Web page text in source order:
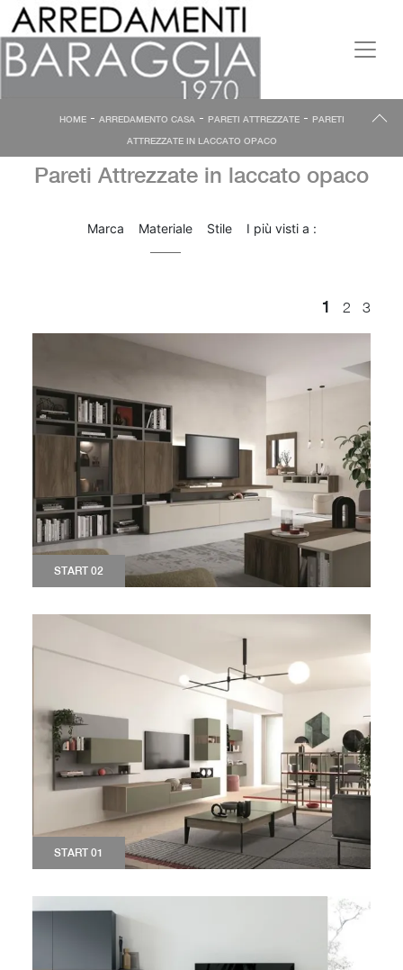
HOME- ARREDAMENTO CASA - PARETI ATTREZZATE- PARETI
ATTREZZATE IN LACCATO OPACO
Pareti Attrezzate in laccato opaco
Marca Materiale Stile I più visti a :
1 2 3
START 02
START 01